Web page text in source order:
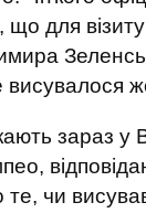
що для
зараз у
те, чи